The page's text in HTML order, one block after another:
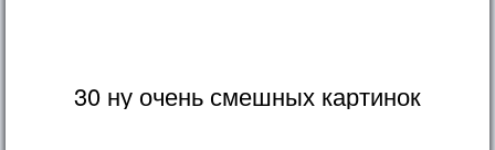
30 ну очень смешных картинок